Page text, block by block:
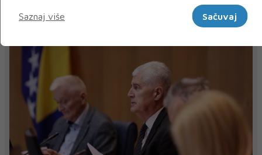
NAJNOVIJE NAJČITANIJE
Saznaj više
Sačuvaj